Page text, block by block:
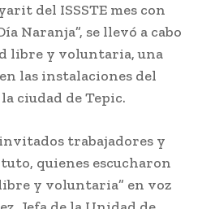
del ISSSTE mes con
Naranja”, se llevó a cabo
libre y voluntaria, una
las instalaciones del
ciudad de Tepic.
trabajadores y
quienes escucharon
y voluntaria” en voz